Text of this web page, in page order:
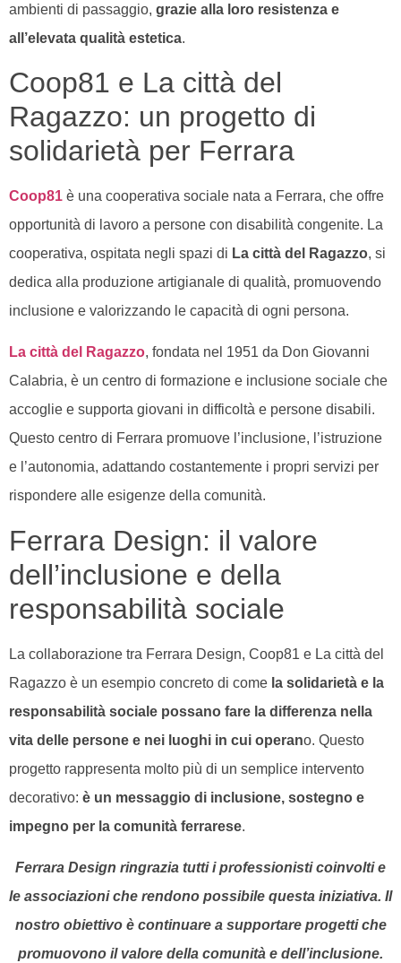
ambienti di passaggio, grazie alla loro resistenza e
all’elevata qualità estetica.
Coop81 e La città del
Ragazzo: un progetto di
solidarietà per Ferrara
Coop81 è una cooperativa sociale nata a Ferrara, che offre
opportunità di lavoro a persone con disabilità congenite. La
cooperativa, ospitata negli spazi di La città del Ragazzo, si
dedica alla produzione artigianale di qualità, promuovendo
inclusione e valorizzando le capacità di ogni persona.
La città del Ragazzo, fondata nel 1951 da Don Giovanni
Calabria, è un centro di formazione e inclusione sociale che
accoglie e supporta giovani in difficoltà e persone disabili.
Questo centro di Ferrara promuove l’inclusione, l’istruzione
e l’autonomia, adattando costantemente i propri servizi per
rispondere alle esigenze della comunità.
Ferrara Design: il valore
dell’inclusione e della
responsabilità sociale
La collaborazione tra Ferrara Design, Coop81 e La città del
Ragazzo è un esempio concreto di come la solidarietà e la
responsabilità sociale possano fare la differenza nella
vita delle persone e nei luoghi in cui operano. Questo
progetto rappresenta molto più di un semplice intervento
decorativo: è un messaggio di inclusione, sostegno e
impegno per la comunità ferrarese.
Ferrara Design ringrazia tutti i professionisti coinvolti e
le associazioni che rendono possibile questa iniziativa. Il
nostro obiettivo è continuare a supportare progetti che
promuovono il valore della comunità e dell’inclusione.